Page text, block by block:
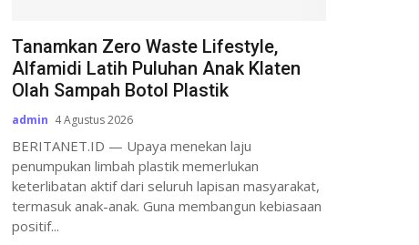
Tanamkan Zero Waste Lifestyle,
Alfamidi Latih Puluhan Anak Klaten
Olah Sampah Botol Plastik
admin 4 Agustus 2026
BERITANET.ID — Upaya menekan laju
penumpukan limbah plastik memerlukan
keterlibatan aktif dari seluruh lapisan masyarakat,
termasuk anak-anak. Guna membangun kebiasaan
positif...